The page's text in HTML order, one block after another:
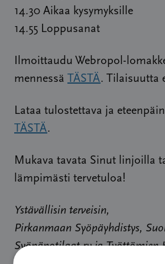
14.30 Aikaa kysymyksille
14.55 Loppusanat
Ilmoittaudu Webropol-
mennessä TÄSTÄ. Tilaisuutta
Lataa tulostettava ja
TÄSTÄ.
Mukava tavata Sinut linjoilla
lämpimästi tervetuloa!
Ystävällisin terveisin,
Pirkanmaan Syöpäyhdistys,
Syöpäpotilaat ry ja Työttömien